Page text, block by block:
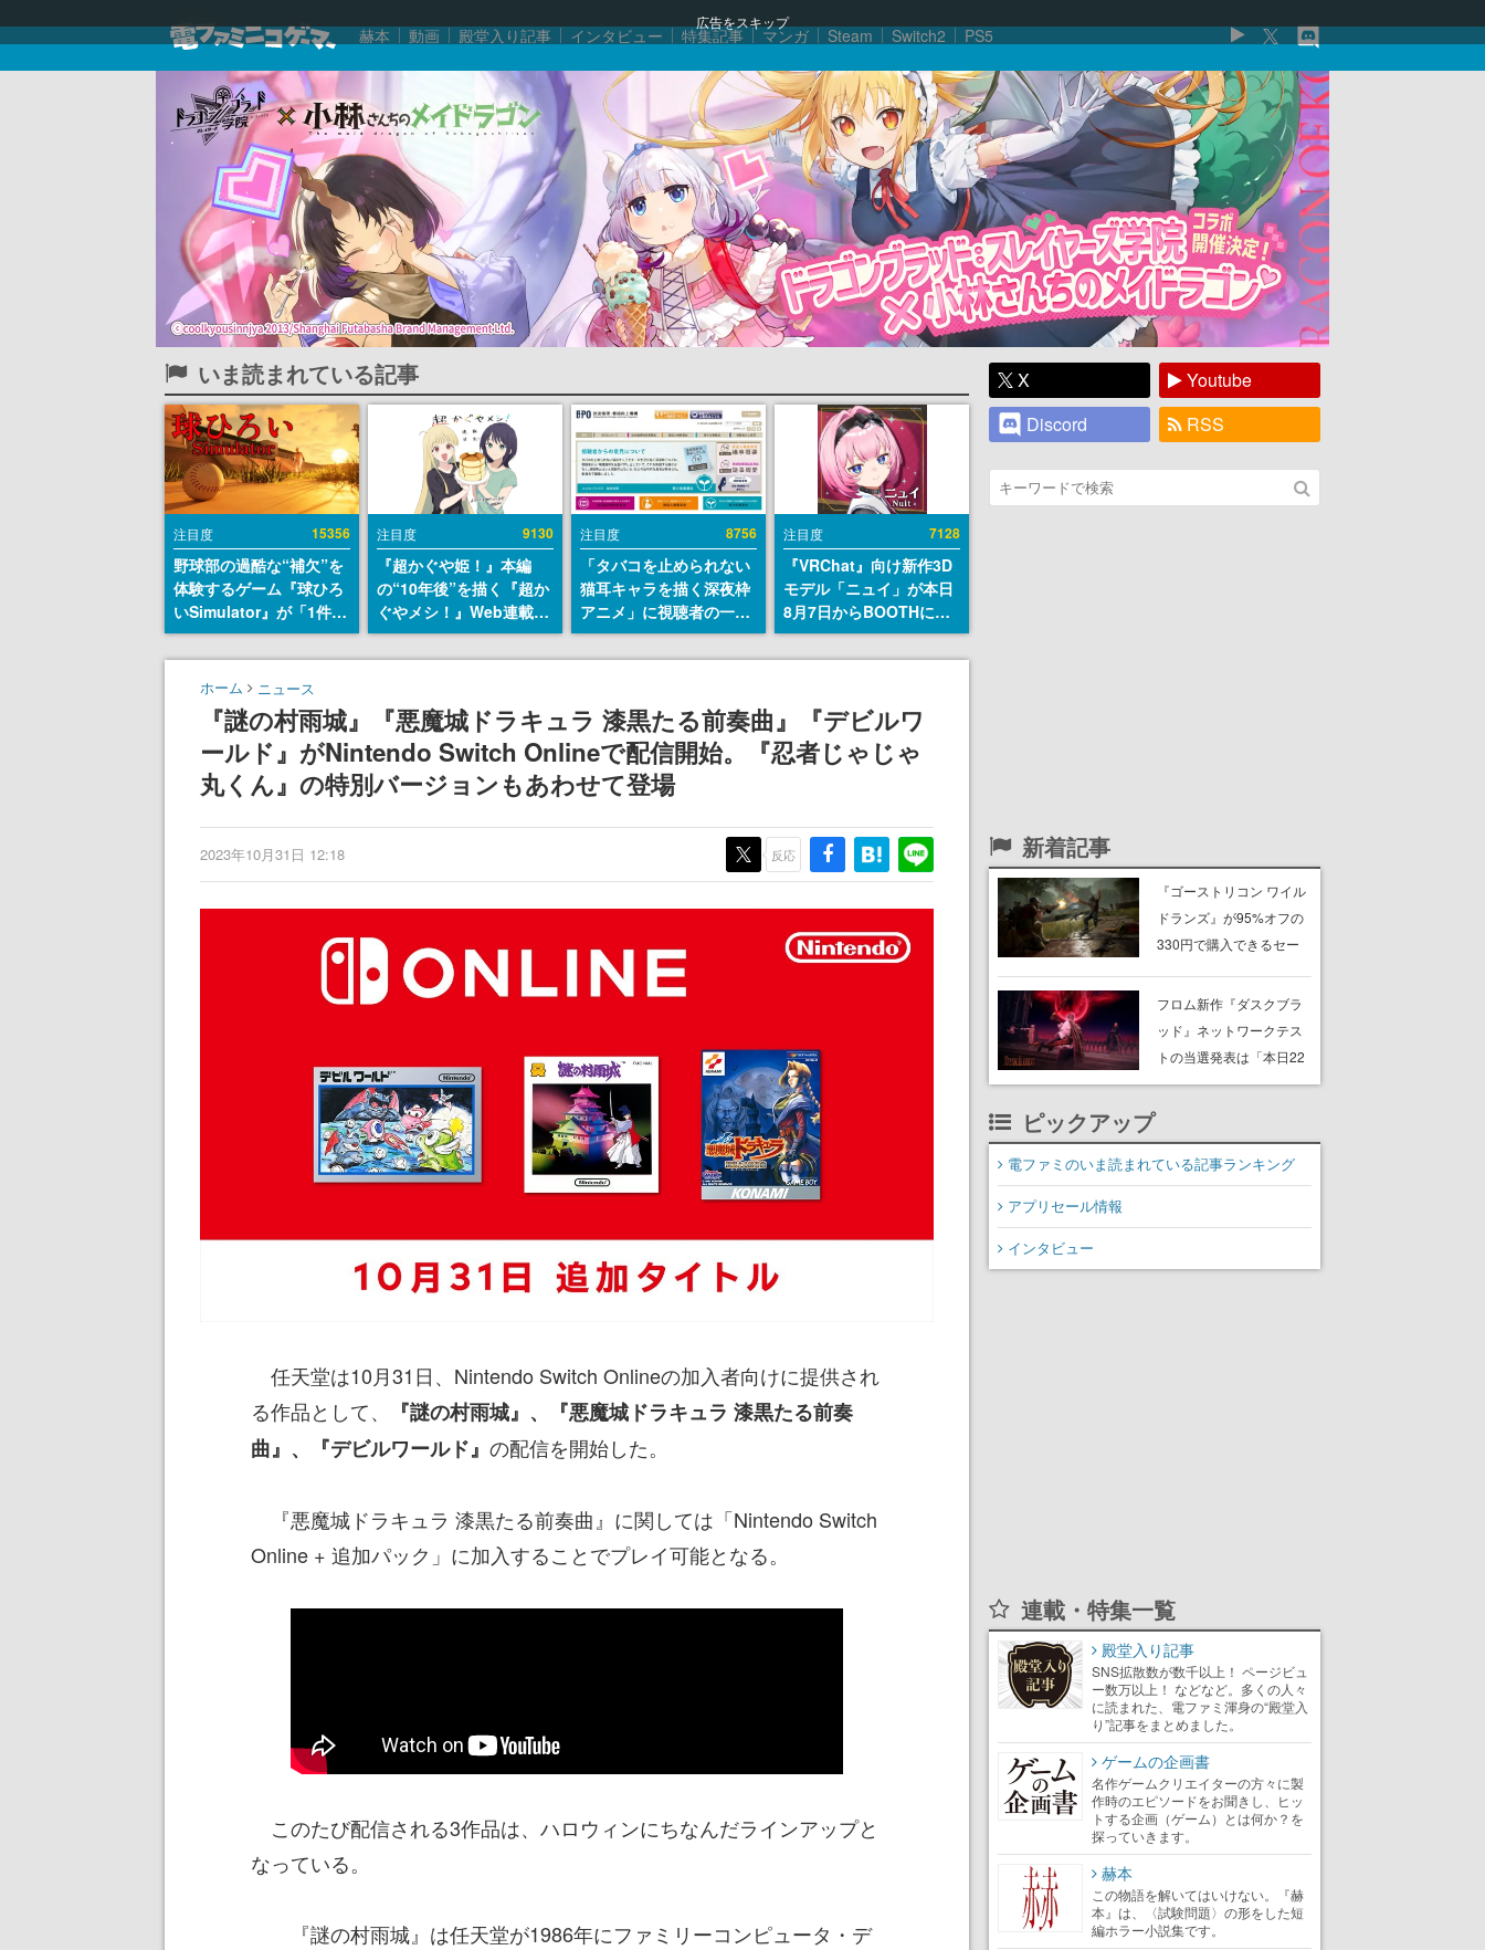
広告をスキップ
赫本 動画 殿堂入り記事 インタビュー 特集記事 マンガ Steam Switch2 PS5
いま読まれている記事
注目度 15356
野球部の過酷な“補欠”を
体験するゲーム『球ひろ
いSimulator』が「1件」
のウィッシュリストをも
とにチェコ語に対応し
SNSで話題に。『キング
ダム・カム』開発元やチ
ェコのプロ野球選手から
称賛の声
注目度 9130
『超かぐや姫！』本編
の“10年後”を描く『超か
ぐやメシ！』Web連載決
定。新たなWebマンガレ
ーベル「ビビビコミッ
タート、あのお話には…
まだ続きがある！
注目度 8756
「タバコを止められない
猫耳キャラを描く深夜枠
アニメ」に視聴者の一部
から批判意見。違法薬物
の使用と思しき描写も含
注目度 7128
『VRChat』向け新作3D
モデル「ニュイ」が本日
8月7日からBOOTHにて
発売。瞳に光る星や感情
豊かな表情が、小悪魔か
ホーム ニュース
『謎の村雨城』『悪魔城ドラキュラ 漆黒たる前奏曲』『デビルワ
ールド』がNintendo Switch Onlineで配信開始。『忍者じゃじゃ
丸くん』の特別バージョンもあわせて登場
2023年10月31日 12:18 反応
任天堂は10月31日、Nintendo Switch Onlineの加入者向けに提供され
る作品として、
『謎の村雨城』、『悪魔城ドラキュラ 漆黒たる前奏
曲』、『デビルワールド』 の配信を開始した。
『悪魔城ドラキュラ 漆黒たる前奏曲』に関しては「Nintendo Switch
Online + 追加パック」に加入することでプレイ可能となる。
このたび配信される3作品は、ハロウィンにちなんだラインアップと
なっている。
『謎の村雨城』は任天堂が1986年にファミリーコンピュータ・デ
X
Youtube
Discord
RSS
新着記事
『ゴーストリコン ワイル
ドランズ』が95%オフの
330円で購入できるセー
Storeで開催中。無料の大
型アップデート「ラスト
ライツ」が配信され、期
フロム新作『ダスクブラ
ッド』ネットワークテス
トの当選発表は「本日22
時ごろ」。テスト実施は8
ピックアップ
電ファミのいま読まれている記事ランキング
アプリセール情報
インタビュー
連載・特集一覧
殿堂入り記事
SNS拡散数が数千以上！ ページビュ
ー数万以上！ などなど。多くの人々
に読まれた、電ファミ渾身の“殿堂入
り”記事をまとめました。
ゲームの企画書
名作ゲームクリエイターの方々に製
作時のエピソードをお聞きし、ヒッ
トする企画（ゲーム）とは何か？を
探っていきます。
赫本
この物語を解いてはいけない。『赫
本』は、〈試験問題〉の形をした短
編ホラー小説集です。